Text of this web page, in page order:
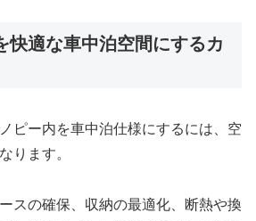
快適な車中泊空間にするカ
ピー内を車中泊仕様にするには、空
ります。
スの確保、収納の最適化、断熱や換